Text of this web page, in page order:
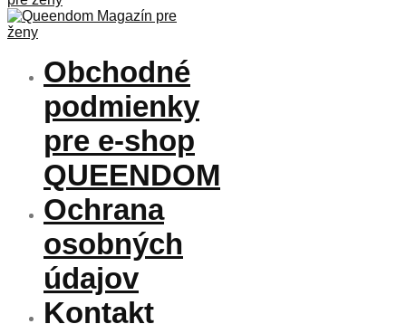
Obchodné
podmienky
pre e-shop
QUEENDOM
Ochrana
osobných
údajov
Kontakt